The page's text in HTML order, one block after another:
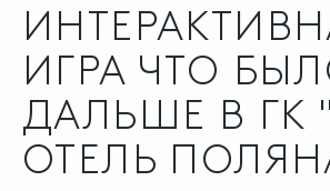
ИГРА ЧТО
ДАЛЬШЕ В ГК
ОТЕЛЬ